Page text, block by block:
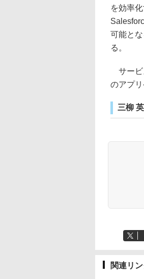
を効率
可能と
る。
サービ
のアプ
三柳
関連リン